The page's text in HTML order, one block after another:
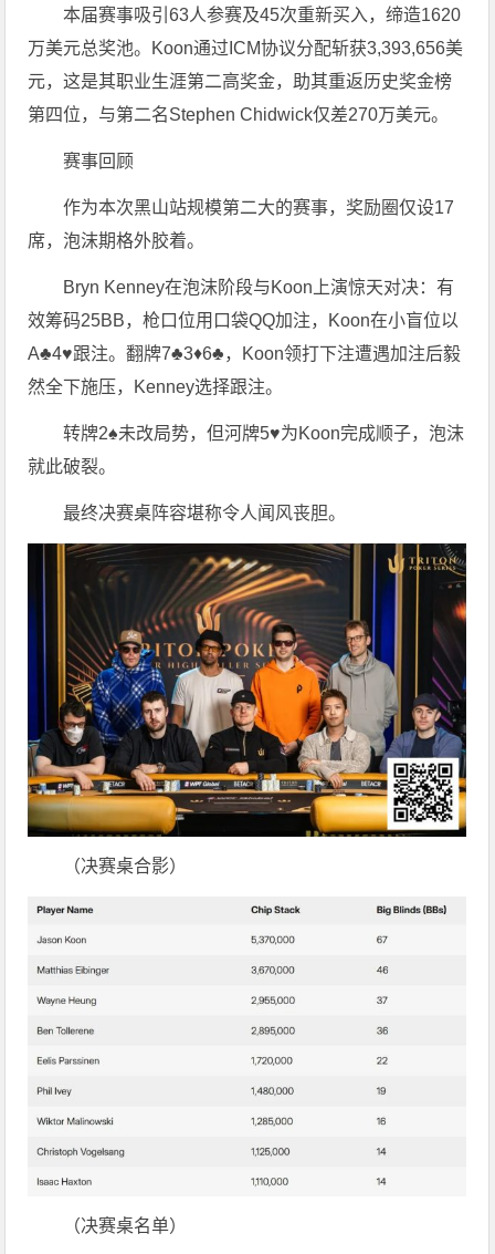
本届赛事吸引63人参赛及45次重新买入，缔造1620
万美元总奖池。Koon通过ICM协议分配斩获3,393,656美
元，这是其职业生涯第二高奖金，助其重返历史奖金榜
第四位，与第二名Stephen Chidwick仅差270万美元。
赛事回顾
作为本次黑山站规模第二大的赛事，奖励圈仅设17
席，泡沫期格外胶着。
Bryn Kenney在泡沫阶段与Koon上演惊天对决：有
效筹码25BB，枪口位用口袋QQ加注，Koon在小盲位以
A♣4♥跟注。翻牌7♣3♦6♣，Koon领打下注遭遇加注后毅
然全下施压，Kenney选择跟注。
转牌2♠未改局势，但河牌5♥为Koon完成顺子，泡沫
就此破裂。
最终决赛桌阵容堪称令人闻风丧胆。
（决赛桌合影）
（决赛桌名单）